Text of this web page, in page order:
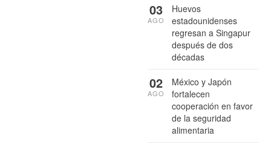
Huevos
estadounidenses
regresan a Singapur
después de dos
décadas
03
AGO
México y Japón
fortalecen
cooperación en favor
de la seguridad
alimentaria
02
AGO